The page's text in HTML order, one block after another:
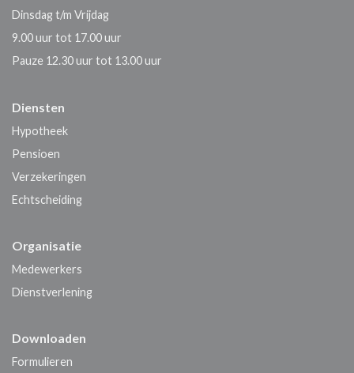
Dinsdag t/m Vrijdag
9.00 uur tot 17.00 uur
Pauze 12.30 uur tot 13.00 uur
Diensten
Hypotheek
Pensioen
Verzekeringen
Echtscheiding
Organisatie
Medewerkers
Dienstverlening
Downloaden
Formulieren